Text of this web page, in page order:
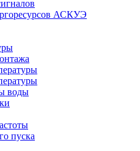
АСКУЭ
воды
пуска